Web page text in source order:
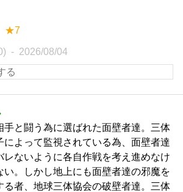
★7
2026/08/04
手と闘う為に選ばれた面壁者達。三体
によって監視されている為、面壁者達
レないように各自作戦を考え進めなけ
い。しかし地上にも面壁者達の邪魔を
る者、地球三体協会の破壁者達。三体